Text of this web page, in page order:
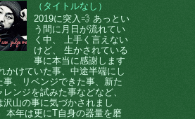
（タイトルなし）
2019に突入💨 あっとい
う間に月日が流れてい
く中、 上手く言えない
けど、 生かされている
事に本当に感謝します
かけていた事、中途半端にし
事、リベンジできた事、新た
レンジを試みた事などなど、
沢山の事に気づかされまし
本年は更にT自身の器量を磨